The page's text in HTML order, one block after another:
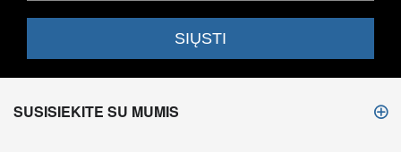
SUSISIEKITE SU MUMIS